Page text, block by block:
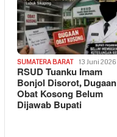
SUMATERA BARAT 13 Juni 2026
RSUD Tuanku Imam
Bonjol Disorot, Dugaan
Obat Kosong Belum
Dijawab Bupati